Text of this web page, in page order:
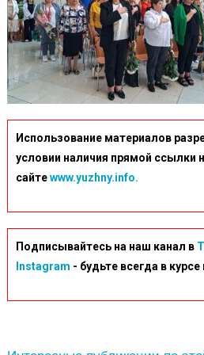
Использование материалов
условии наличия прямой ссылки
сайтеwww.yuzhny.info.
Подписывайтесь на наш канал в
Instagram - будьте всегда в